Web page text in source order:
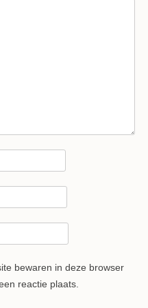
bewaren in deze browser
reactie plaats.